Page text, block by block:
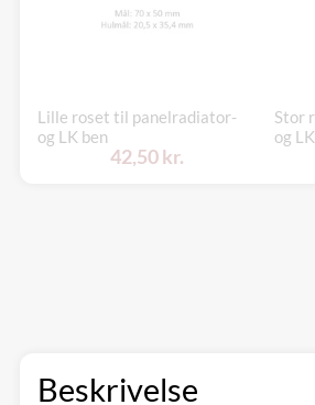
Lille roset til panelradiator-
og LK ben
42,50 kr.
Stor
og
Beskrivelse